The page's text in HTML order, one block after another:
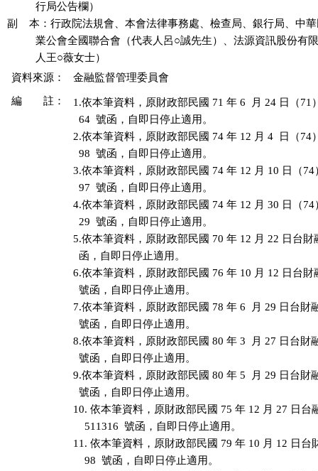
          行局公告欄）
副    本：行政院法規會、本會法律事務處、檢查局、銀行局、中
業公會全國聯合會（代表人呂○誠先生）、法源資訊股份有
資料來源：
金融監督管理委員會
編 註：
1.依本筆資料，原財政部民國 71 年 6  月 24 日（71
  64  號函，自即日停止適用。
2.依本筆資料，原財政部民國 74 年 12 月 4  日（74
  98  號函，自即日停止適用。
3.依本筆資料，原財政部民國 74 年 12 月 10 日（
  97  號函，自即日停止適用。
4.依本筆資料，原財政部民國 74 年 12 月 30 日（
  29  號函，自即日停止適用。
5.依本筆資料，原財政部民國 70 年 12 月 22 日台財
  函，自即日停止適用。
6.依本筆資料，原財政部民國 76 年 10 月 12 日台財
  號函，自即日停止適用。
7.依本筆資料，原財政部民國 78 年 6  月 29 日台財
  號函，自即日停止適用。
8.依本筆資料，原財政部民國 80 年 3  月 27 日台財
  號函，自即日停止適用。
9.依本筆資料，原財政部民國 80 年 5  月 29 日台財
  號函，自即日停止適用。
10. 依本筆資料，原財政部民國 75 年 12 月 27 日台
    511316  號函，自即日停止適用。
11. 依本筆資料，原財政部民國 79 年 10 月 12 日台
    98  號函，自即日停止適用。